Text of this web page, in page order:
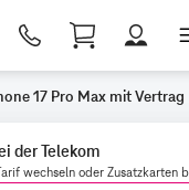
17 Pro Max mit Vertrag
der Telekom
wechseln oder Zusatzkarten